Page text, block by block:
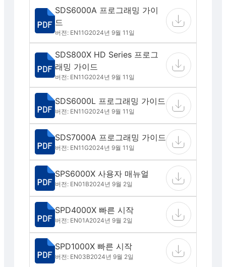
SDS6000A 프로그래밍 가이
드
버전: EN11G2024년 9월 11일
SDS800X HD Series 프로그
래밍 가이드
버전: EN11G2024년 9월 11일
SDS6000L 프로그래밍 가이드
버전: EN11G2024년 9월 11일
SDS7000A 프로그래밍 가이드
버전: EN11G2024년 9월 11일
SPS6000X 사용자 매뉴얼
버전: EN01B2024년 9월 2일
SPD4000X 빠른 시작
버전: EN01A2024년 9월 2일
SPD1000X 빠른 시작
버전: EN03B2024년 9월 2일